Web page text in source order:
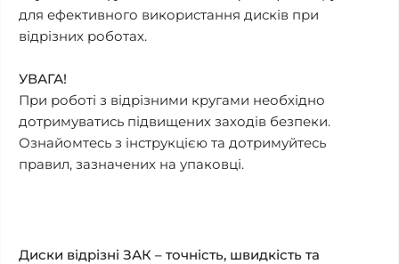
для ефективного використання дисків при
відрізних роботах.
УВАГА!
При роботі з відрізними кругами необхідно
дотримуватись підвищених заходів безпеки.
Ознайомтесь з інструкцією та дотримуйтесь
правил, зазначених на упаковці.
Диски відрізні ЗАК – точність, швидкість та